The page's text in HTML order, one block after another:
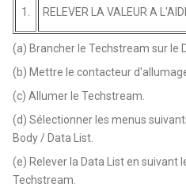
1. RELEVER LA VALEUR A
(a) Brancher le Techstream sur le
(b) Mettre le contacteur
(c) Allumer le Techstream.
(d) Sélectionner les menus
Body / Data List.
(e) Relever la Data List en suivant
Techstream.